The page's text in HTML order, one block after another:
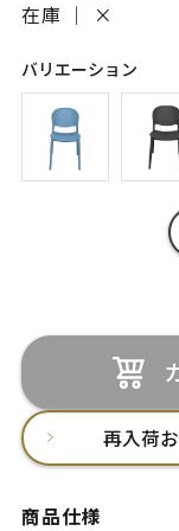
在庫 ｜
×
バリエーション
再入荷
商品仕様